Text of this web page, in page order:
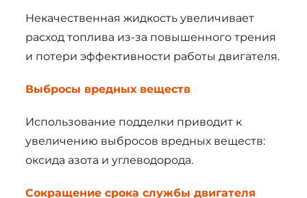
Некачественная жидкость увеличивает
расход топлива из-за повышенного трения
и потери эффективности работы двигателя.
Выбросы вредных веществ
Использование подделки приводит к
увеличению выбросов вредных веществ:
оксида азота и углеводорода.
Сокращение срока службы двигателя